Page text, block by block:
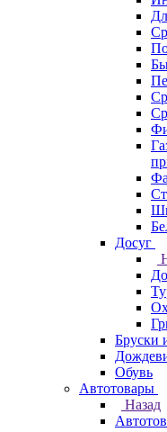
Досуг
Бруски
Обувь
Автотовары
Назад